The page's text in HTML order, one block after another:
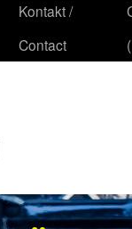
Kontakt /
Contact